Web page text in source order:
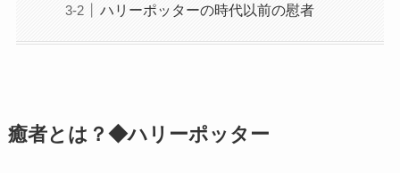
ハリーポッターの時代以前の慰者
癒者とは？◆ハリーポッター